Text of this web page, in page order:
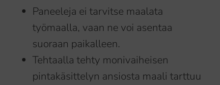
Paneeleja ei tarvitse maalata
työmaalla, vaan ne voi asentaa
suoraan paikalleen.
Tehtaalla tehty monivaiheisen
pintakäsittelyn ansiosta maali tarttuu